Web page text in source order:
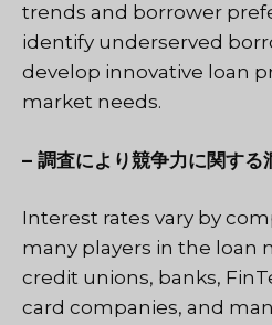
trends and borrower
identify underserved
develop innovative loan
market needs.
– 調査により競争力に関する
Interest rates vary by
many players in the loan
credit unions, banks,
card companies, and